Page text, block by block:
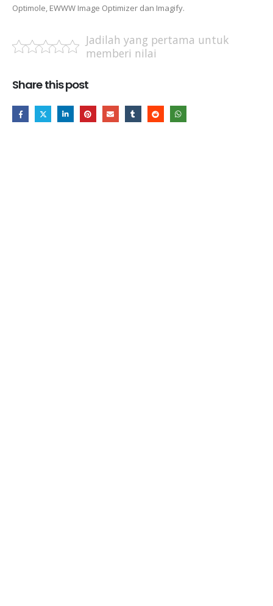
Optimole, EWWW Image Optimizer dan Imagify.
Jadilah yang pertama untuk
memberi nilai
Share this post